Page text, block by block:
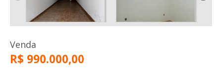
Venda
R$ 990.000,00